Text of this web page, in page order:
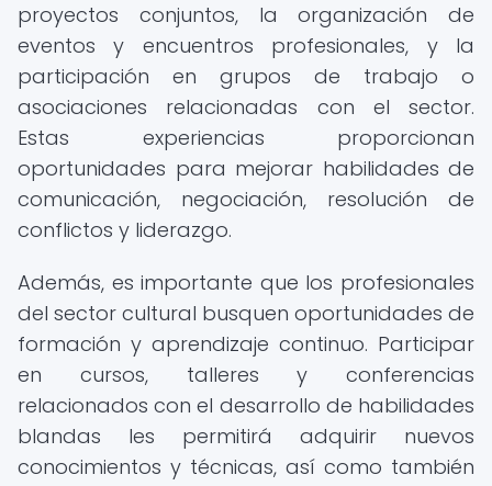
proyectos conjuntos, la organización de
eventos y encuentros profesionales, y la
participación en grupos de trabajo o
asociaciones relacionadas con el sector.
Estas experiencias proporcionan
oportunidades para mejorar habilidades de
comunicación, negociación, resolución de
conflictos y liderazgo.
Además, es importante que los profesionales
del sector cultural busquen oportunidades de
formación y aprendizaje continuo. Participar
en cursos, talleres y conferencias
relacionados con el desarrollo de habilidades
blandas les permitirá adquirir nuevos
conocimientos y técnicas, así como también